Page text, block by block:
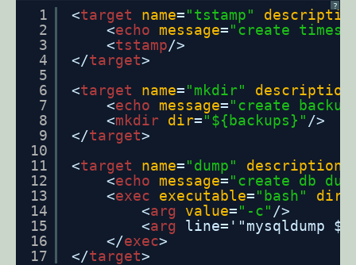
?
1
2
3
4
5
6
7
8
9
10
11
12
13
14
15
16
17
<target name="tstamp"
<echo message="create
<tstamp/>
</target>
<target name="mkdir" description
<echo message="create
<mkdir dir="${backups}" />
</target>
<target name="dump" description
<echo message="create db
<exec executable="bash" dir
<arg value="-c" />
<arg
line='"mysqldump
</exec>
</target>